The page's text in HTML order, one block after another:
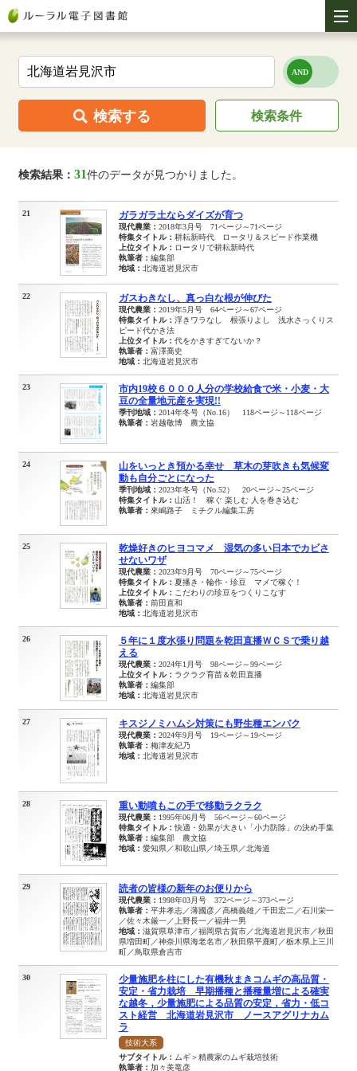
検索する 検索条件
検索結果： 31件のデータが見つかりました。
21 ガラガラ土ならダイズが育つ
現代農業： 2018年3月号 71ページ～71ページ
特集タイトル： 耕耘新時代 ロータリ＆スピード作業機
上位タイトル： ロータリで耕耘新時代
執筆者： 編集部
地域： 北海道岩見沢市
22 ガスわきなし、真っ白な根が伸びた
現代農業： 2019年5月号 64ページ～67ページ
特集タイトル： 浮きワラなし 根張りよし 浅水さっくりス
ピード代かき法
上位タイトル： 代をかきすぎてないか？
執筆者： 富澤喬史
地域： 北海道岩見沢市
23
市内19校６０００人分の学校給食で米・小麦・大
豆の全量地元産を実現!!
季刊地域： 2014年冬号（No.16） 118ページ～118ページ
執筆者： 岩越敬博 農文協
24
山をいっとき預かる幸せ 草木の芽吹きも気候変
動も自分ごとになった
季刊地域： 2023年冬号（No.52） 20ページ～25ページ
特集タイトル： 山活！ 稼ぐ 楽しむ 人を巻き込む
執筆者： 來嶋路子 ミチクル編集工房
25
乾燥好きのヒヨコマメ 湿気の多い日本でカビさ
せないワザ
現代農業： 2023年9月号 70ページ～75ページ
特集タイトル： 夏播き・輪作・珍豆 マメで稼ぐ！
上位タイトル： こだわりの珍豆をつくりこなす
執筆者： 前田直和
地域： 北海道岩見沢市
26
５年に１度水張り問題を乾田直播ＷＣＳで乗り越
える
現代農業： 2024年1月号 98ページ～99ページ
上位タイトル： ラクラク育苗＆乾田直播
執筆者： 編集部
地域： 北海道岩見沢市
27 キスジノミハムシ対策にも野生種エンバク
現代農業： 2024年9月号 19ページ～19ページ
執筆者： 梅津友紀乃
地域： 北海道岩見沢市
28 重い動噴もこの手で移動ラクラク
現代農業： 1995年06月号 56ページ～60ページ
特集タイトル： 快適・効果が大きい「小力防除」の決め手集
執筆者： 編集部 農文協
地域： 愛知県／和歌山県／埼玉県／北海道
29 読者の皆様の新年のお便りから
現代農業： 1998年03月号 372ページ～373ページ
執筆者： 平井孝志／薄國彦／高橋義雄／千田宏二／石川栄一
／佐々木厳一／上野長一／福井一男
地域： 滋賀県草津市／福岡県古賀市／北海道岩見沢市／秋田
県増田町／神奈川県海老名市／秋田県平鹿町／栃木県上三川
町／鳥取県倉吉市
30
少量施肥を柱にした有機秋まきコムギの高品質・
安定・省力栽培 早期播種と播種量増による確実
な越冬，少量施肥による品質の安定，省力・低コ
スト経営 北海道岩見沢市 ノースアグリナカム
ラ
技術大系
サブタイトル： ムギ＞精農家のムギ栽培技術
執筆者： 加々美竜彦